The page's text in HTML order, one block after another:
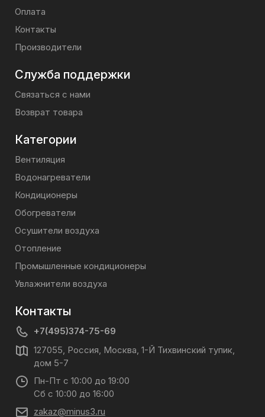
Оплата
Контакты
Производители
Служба поддержки
Связаться с нами
Возврат товара
Категории
Вентиляция
Водонагреватели
Кондиционеры
Обогреватели
Осушители воздуха
Отопление
Промышленные кондиционеры
Увлажнители воздуха
Контакты
+7(495)374-75-69
127055, Россия, Москва, 1-Й Тихвинский тупик,
дом 5-7
Пн-Пт с 10:00 до 19:00
Сб с 10:00 до 16:00
zakaz@minus3.ru